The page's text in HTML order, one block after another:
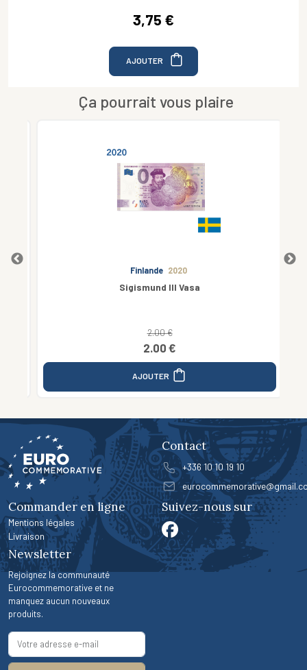
3,75 €
AJOUTER
Ça pourrait vous plaire
Finlande 2020
Sigismund III Vasa
2.00 €
2.00 €
AJOUTER
Contact
+336 10 10 19 10
Commander en ligne
Mentions légales
Livraison
Suivez-nous sur
Newsletter
Rejoignez la communauté
Eurocommemorative et ne
manquez aucun nouveaux
produits.